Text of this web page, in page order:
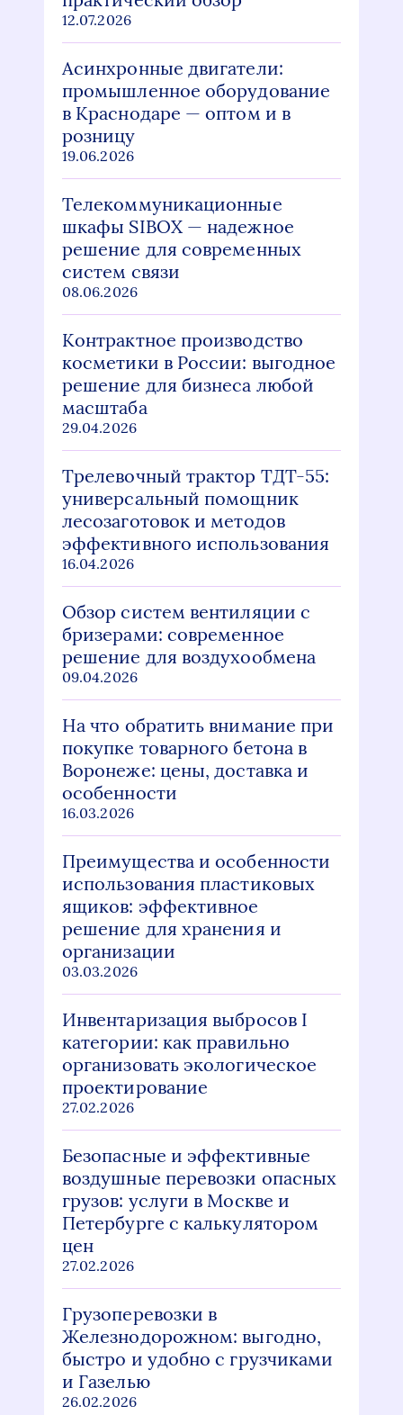
12.07.2026
Асинхронные двигатели:
промышленное оборудование
в Краснодаре — оптом и в
розницу
19.06.2026
Телекоммуникационные
шкафы SIBOX — надежное
решение для современных
систем связи
08.06.2026
Контрактное производство
косметики в России: выгодное
решение для бизнеса любой
масштаба
29.04.2026
Трелевочный трактор ТДТ-55:
универсальный помощник
лесозаготовок и методов
эффективного использования
16.04.2026
Обзор систем вентиляции с
бризерами: современное
решение для воздухообмена
09.04.2026
На что обратить внимание при
покупке товарного бетона в
Воронеже: цены, доставка и
особенности
16.03.2026
Преимущества и особенности
использования пластиковых
ящиков: эффективное
решение для хранения и
организации
03.03.2026
Инвентаризация выбросов I
категории: как правильно
организовать экологическое
проектирование
27.02.2026
Безопасные и эффективные
воздушные перевозки опасных
грузов: услуги в Москве и
Петербурге с калькулятором
цен
27.02.2026
Грузоперевозки в
Железнодорожном: выгодно,
быстро и удобно с грузчиками
и Газелью
26.02.2026